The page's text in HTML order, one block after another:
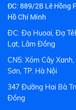
ĐC: 889/2B Lê Hồng
Hồ Chí Minh
ĐC: Đạ Huoai, Đạ
Lạt, Lâm Đồng
CN5: Xóm Cây
Sơn, TP. Hà Nội
347 Đường Hai Bà
Đồng